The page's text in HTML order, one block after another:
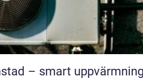
– smart